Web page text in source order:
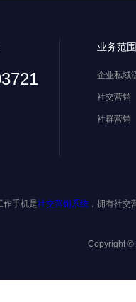
业务范围
企业私域
社交营销
社群营销
作手机是社交营销系统 ，拥有社交
Copyright ©